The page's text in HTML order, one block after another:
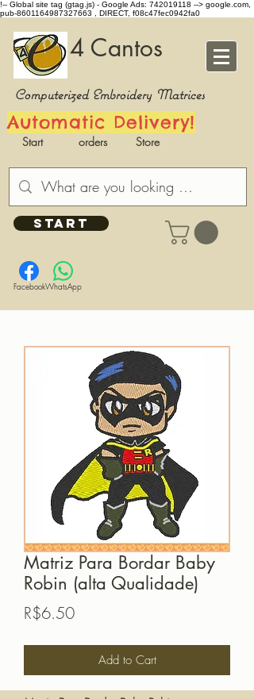
!-- Global site tag (gtag.js) - Google Ads: 742019118 --> google.com,
pub-8601164987327663 , DIRECT, f08c47fec0942fa0
4 Cantos
Computerized Embroidery Matrices
Automatic Delivery!
Start orders Store
START
FacebookWhatsApp
Matriz Para Bordar Baby
Robin (alta Qualidade)
R$6.50Price
Add to Cart